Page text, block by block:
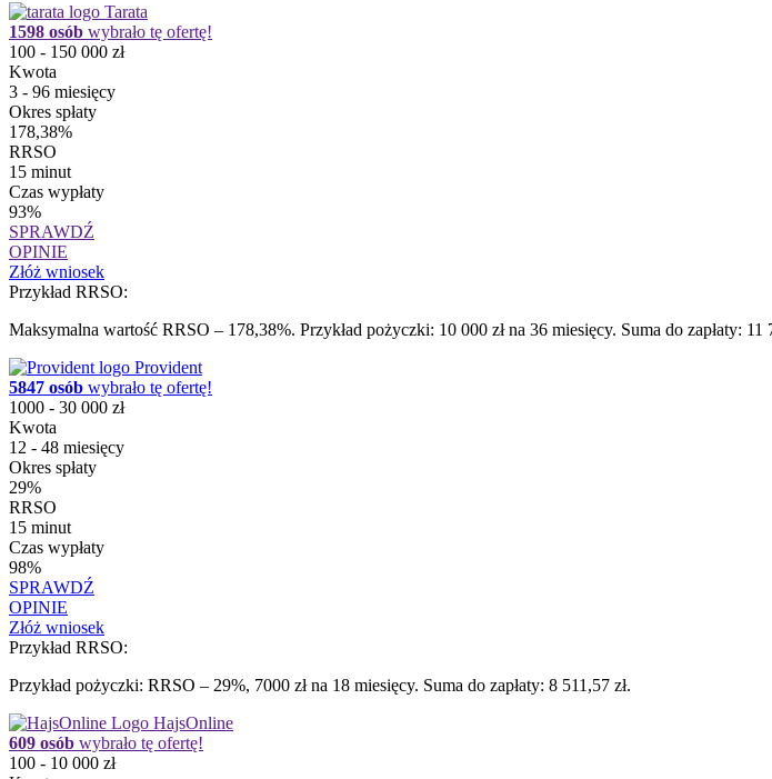
Tarata
1598 osób wybrało tę ofertę!
100 - 150 000 zł
Kwota
3 - 96 miesięcy
Okres spłaty
178,38%
RRSO
15 minut
Czas wypłaty
93%
SPRAWDŹ
OPINIE
Złóż wniosek
Przykład RRSO:
Maksymalna wartość RRSO – 178,38%. Przykład pożyczki: 10 000 zł na 36 miesięcy. Suma do zapłaty: 11
Provident
5847 osób wybrało tę ofertę!
1000 - 30 000 zł
Kwota
12 - 48 miesięcy
Okres spłaty
29%
RRSO
15 minut
Czas wypłaty
98%
SPRAWDŹ
OPINIE
Złóż wniosek
Przykład RRSO:
Przykład pożyczki: RRSO – 29%, 7000 zł na 18 miesięcy. Suma do zapłaty: 8 511,57 zł.
HajsOnline
609 osób wybrało tę ofertę!
100 - 10 000 zł